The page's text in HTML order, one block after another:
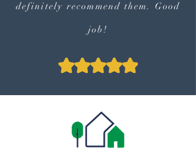
definitely recommend them. Good
job!